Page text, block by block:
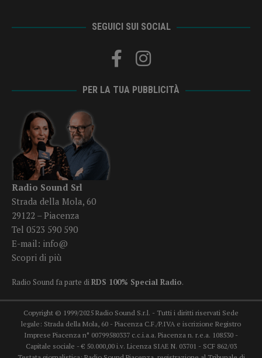
SEGUICI SUI SOCIAL
PER LA TUA PUBBLICITÀ
Radio Sound Srl
Strada della Mola, 60
29122 – Piacenza
Tel 0523 590 590
E-mail: info@
Scopri di più
Radio Sound fa parte diRDS 100% Special Radio.
Copyright © 1999/2025 Radio Sound S.r.l. - Tutti i diritti riservati Sede
legale: Strada della Mola, 60 - Piacenza C.F./P.IVA e iscrizione Registro
Imprese Piacenza n° 00799580337 c.c.i.a.a. Piacenza n. r.e.a. 108530 -
Capitale sociale - € 50.000,00 i.v. Licenza SIAE N. 03701 - SCF 862/03